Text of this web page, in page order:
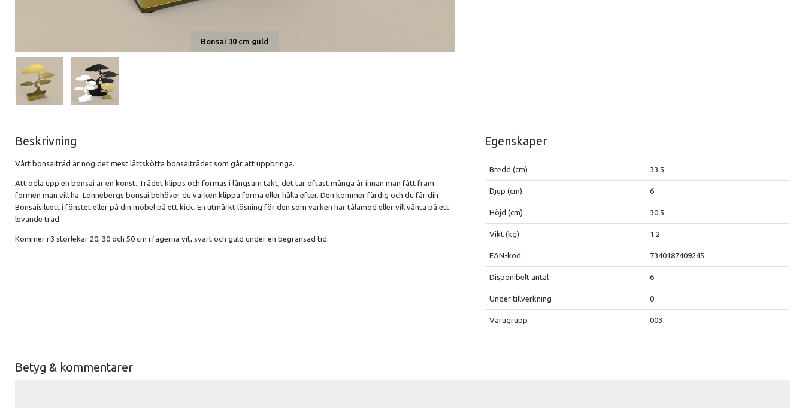
Bonsai 30 cm guld
Beskrivning
Vårt bonsaiträd är nog det mest lättskötta bonsaiträdet som går att uppbringa.
Att odla upp en bonsai är en konst. Trädet klipps och formas i långsam takt, det tar oftast många år innan man fått fram
formen man vill ha. Lonnebergs bonsai behöver du varken klippa forma eller hålla efter. Den kommer färdig och du får din
Bonsaisiluett i fönstet eller på din möbel på ett kick. En utmärkt lösning för den som varken har tålamod eller vill vänta på ett
levande träd.
Kommer i 3 storlekar 20, 30 och 50 cm i fägerna vit, svart och guld under en begränsad tid.
Egenskaper
Bredd (cm) 33.5
Djup (cm) 6
Höjd (cm) 30.5
Vikt (kg) 1.2
EAN-kod 7340187409245
Disponibelt antal 6
Under tillverkning 0
Varugrupp 003
Betyg & kommentarer